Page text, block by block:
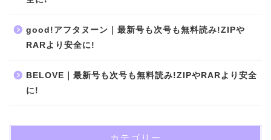
good!アフタヌーン｜最新号も次号も無料読み!ZIPや
RARより安全に!
BELOVE｜最新号も次号も無料読み!ZIPやRARより安全
に!